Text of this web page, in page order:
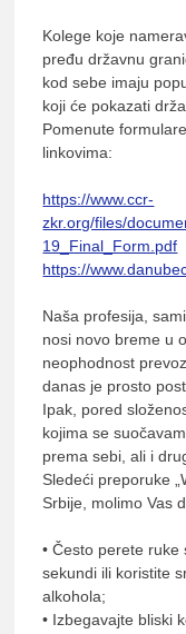
Kolege koje
pređu državnu
kod sebe imaju
koji će pokazati
Pomenute
linkovima:
https://www.ccr-
zkr.org/files/
19_Final_Form.pdf
https://
Naša profesija,
nosi novo breme u
neophodnost
danas je prosto
Ipak, pored
kojima se
prema sebi, ali i
Sledeći preporuke
Srbije, molimo Vas
• Često perete
sekundi ili koristite
alkohola;
• Izbegavajte bliski